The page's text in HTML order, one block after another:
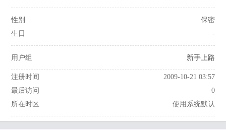
性别
保密
生日
-
用户组 新手上路
注册时间
2009-10-21 03:57
最后访问
0
所在时区
使用系统默认